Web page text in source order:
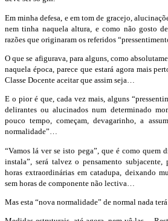
Em minha defesa, e em tom de gracejo,
nem tinha naquela altura, e como não gosto
razões que originaram os referidos
O que se afigurava, para alguns, como
naquela época, parece que estará agora mais
Classe Docente aceitar que assim seja…
E o pior é que, cada vez mais, alguns
delirantes ou alucinados num determinado
pouco tempo, começam, devagarinho, a
normalidade”…
“Vamos lá ver se isto pega”, que é como quem
instala”, será talvez o pensamento
horas extraordinárias em catadupa, deixando
sem horas de componente não lectiva…
Mas esta “nova normalidade” de normal nada